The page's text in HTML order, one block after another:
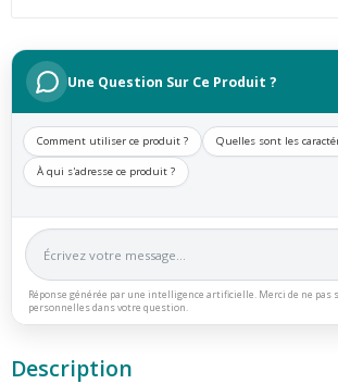
Une Question Sur Ce Produit ?
Comment utiliser ce produit ? Quelles sont les
À qui s'adresse ce produit ?
Réponse générée par une intelligence artificielle. Merci de ne pas
personnelles dans votre question.
Description